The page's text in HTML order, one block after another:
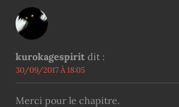
kurokagespirit dit :
30/09/2017 À 18:05
Merci pour le chapitre.